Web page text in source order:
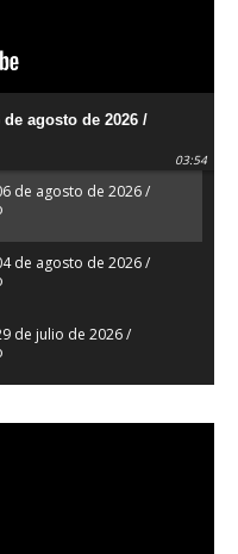
agosto de 2026 /
03:54
de agosto de 2026 /
de agosto de 2026 /
de julio de 2026 /